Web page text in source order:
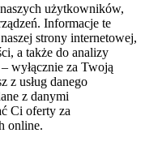
użytkowników,
Informacje te
strony internetowej,
a także do analizy
wyłącznie za Twoją
z usług danego
z danymi
Ci oferty za
online.